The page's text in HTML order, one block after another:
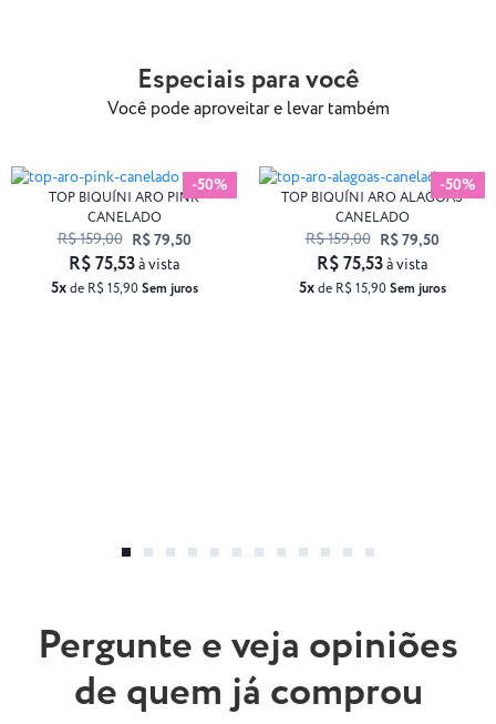
Especiais para você
Você pode aproveitar e levar também
-50%
TOP BIQUÍNI ARO PINK
CANELADO
R$ 159,00 R$ 79,50
5xde R$ 15,90 Sem juros
R$ 75,53à vista
-50%
TOP BIQUÍNI ARO ALAGOAS
CANELADO
R$ 159,00 R$ 79,50
5xde R$ 15,90 Sem juros
R$ 75,53à vista
Pergunte e veja opiniões
de quem já comprou